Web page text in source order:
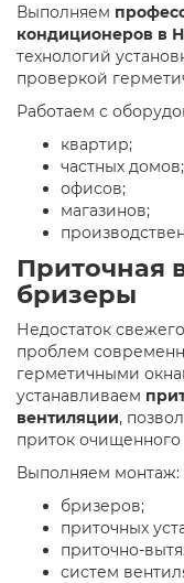
Выполняем
кондиционеров в
технологий
проверкой
Работаем с
квартир;
частных домов;
офисов;
магазинов;
Приточная
бризеры
Недостаток
проблем
герметичными
устанавливаем
вентиляции,
приток очищенного
Выполняем монтаж:
бризеров;
приточных
приточно-
систем